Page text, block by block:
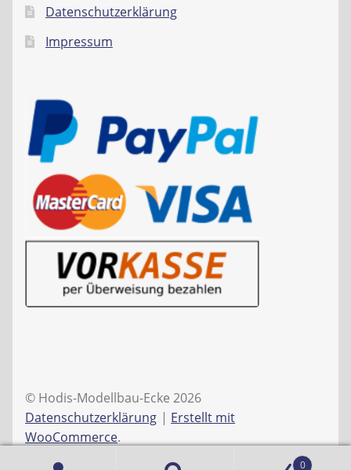
Datenschutzerklärung
Impressum
© Hodis-Modellbau-Ecke 2026
Datenschutzerklärung
Erstellt mit
WooCommerce.
0